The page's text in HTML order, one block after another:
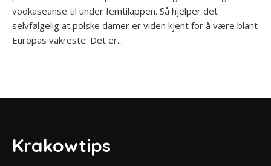
vodkaseanse til under femtilappen. Så hjelper det
selvfølgelig at polske damer er viden kjent for å være blant
Europas vakreste. Det er...
Krakowtips